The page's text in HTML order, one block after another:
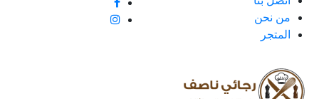
من نحن
المتجر